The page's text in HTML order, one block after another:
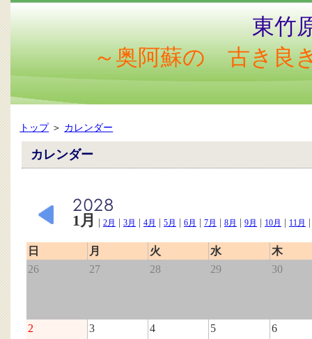
東竹
～奥阿蘇の 古き良
トップ＞ カレンダー
カレンダー
1月 | 2月 | 3月 | 4月 | 5月 | 6月 | 7月 | 8月 | 9月 | 10月 | 11月
日 月 火 水
木
26
27 28 29 30
2 3 4 5 6